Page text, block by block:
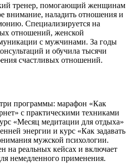
тренер, помогающий женщинам
внимание, наладить отношения и
Специализируется на
отношений, женской
с мужчинами. За годы
и обучила тысячи
счастливых отношений.
программы: марафон «Как
с практическими техниками
«Месяц медитации для отдыха»
энергии и курс «Как задавать
мужской психологии.
на реальных кейсах и включает
немедленного применения.